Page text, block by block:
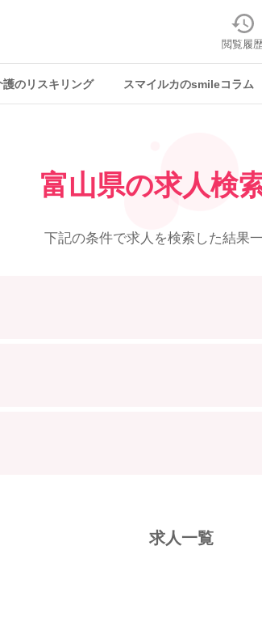
閲覧履
護のリスキリング スマイルカのsmileコラム
富山県の求人検
下記の条件で求人を検索した結果
求人一覧